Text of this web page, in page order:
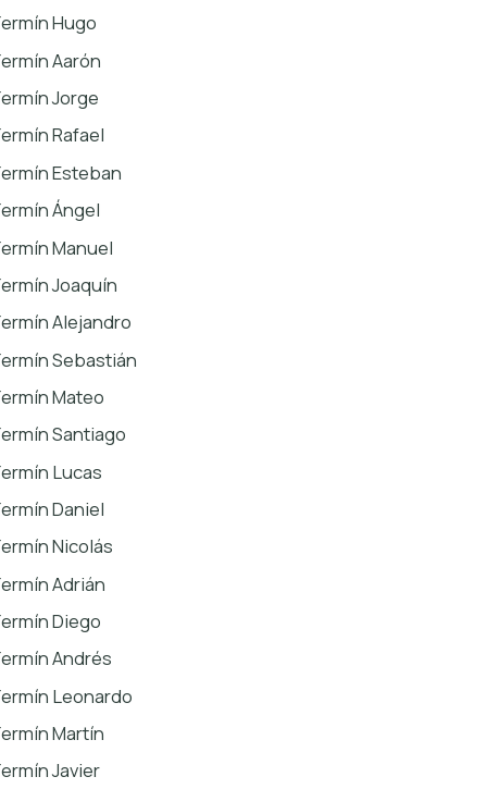
Hugo
Aarón
Jorge
Rafael
Esteban
Ángel
Manuel
Joaquín
Alejandro
Sebastián
Mateo
Santiago
Lucas
Daniel
Nicolás
Adrián
Diego
Andrés
Leonardo
Martín
Javier